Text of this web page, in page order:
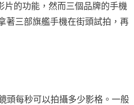
的功能，然而三個品牌的手機
著三部旗艦手機在街頭試拍，再
每秒可以拍攝多少影格。一般